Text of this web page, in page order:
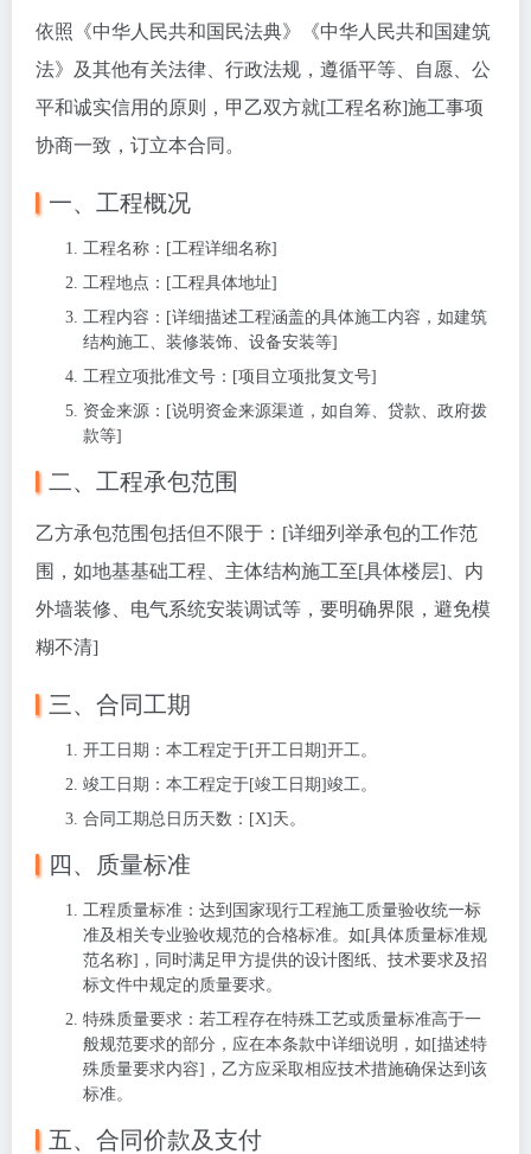
依照《中华人民共和国民法典》《中华人民共和国建筑
法》及其他有关法律、行政法规，遵循平等、自愿、公
平和诚实信用的原则，甲乙双方就[工程名称]施工事项
协商一致，订立本合同。
一、工程概况
工程名称 ：[工程详细名称]
工程地点 ：[工程具体地址]
工程内容 ：[详细描述工程涵盖的具体施工内容，如建筑
结构施工、装修装饰、设备安装等]
工程立项批准文号 ：[项目立项批复文号]
资金来源 ：[说明资金来源渠道，如自筹、贷款、政府拨
款等]
二、工程承包范围
乙方承包范围包括但不限于：[详细列举承包的工作范
围，如地基基础工程、主体结构施工至[具体楼层]、内
外墙装修、电气系统安装调试等，要明确界限，避免模
糊不清]
三、合同工期
开工日期 ：本工程定于[开工日期]开工。
竣工日期 ：本工程定于[竣工日期]竣工。
合同工期总日历天数 ：[X]天。
四、质量标准
工程质量标准 ：达到国家现行工程施工质量验收统一标
准及相关专业验收规范的合格标准。如[具体质量标准规
范名称]，同时满足甲方提供的设计图纸、技术要求及招
标文件中规定的质量要求。
特殊质量要求 ：若工程存在特殊工艺或质量标准高于一
般规范要求的部分，应在本条款中详细说明，如[描述特
殊质量要求内容]，乙方应采取相应技术措施确保达到该
标准。
五、合同价款及支付